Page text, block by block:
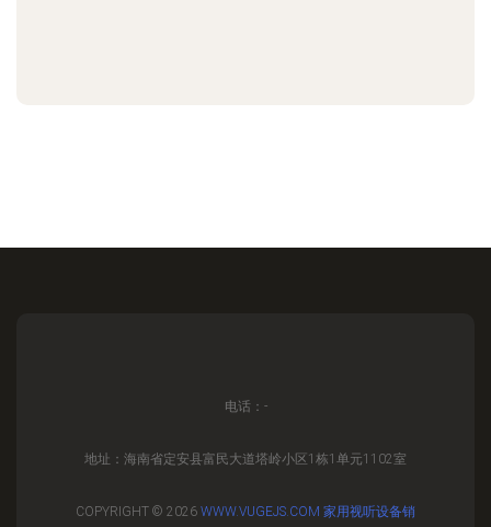
电话：-
地址：海南省定安县富民大道塔岭小区1栋1单元1102室
COPYRIGHT © 2026 WWW.VUGEJS.COM 家用视听设备销